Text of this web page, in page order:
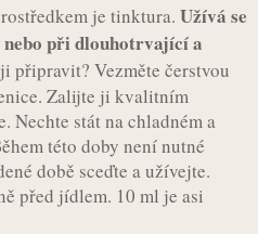
je tinktura. Užívá se
při dlouhotrvající a
připravit? Vezměte čerstvou
Zalijte ji kvalitním
Nechte stát na chladném a
této doby není nutné
době sceďte a užívejte.
před jídlem. 10 ml je asi